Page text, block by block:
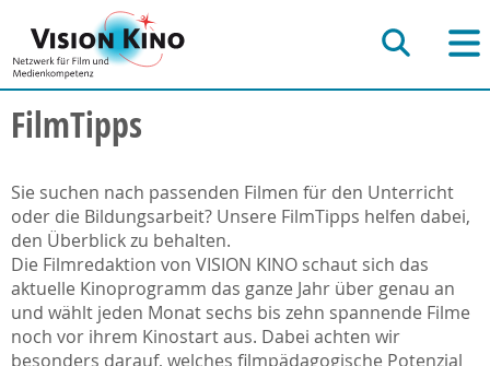
FilmTipps
Sie suchen nach passenden Filmen für den Unterricht
oder die Bildungsarbeit? Unsere FilmTipps helfen dabei,
den Überblick zu behalten.
Die Filmredaktion von VISION KINO schaut sich das
aktuelle Kinoprogramm das ganze Jahr über genau an
und wählt jeden Monat sechs bis zehn spannende Filme
noch vor ihrem Kinostart aus. Dabei achten wir
besonders darauf, welches filmpädagogische Potenzial